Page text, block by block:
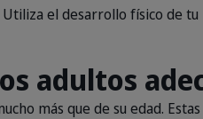
el desarrollo físico de
adultos
más que de su edad.